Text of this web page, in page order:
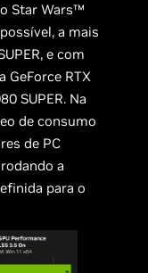
Star Wars™
a mais
e com
GeForce RTX
SUPER. Na
de consumo
de PC
a
para o